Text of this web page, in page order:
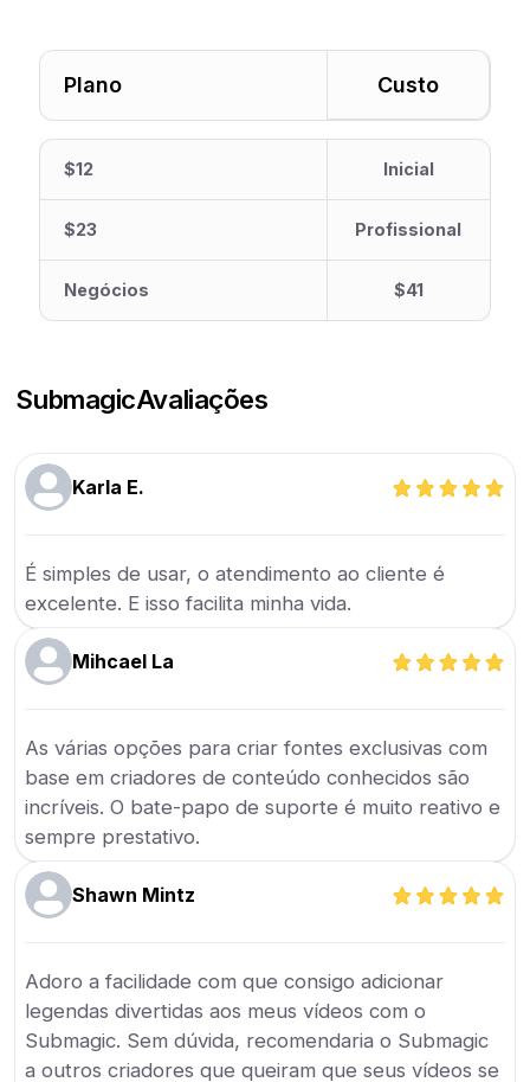
Plano Custo
$12 Inicial
$23 Profissional
Negócios $41
SubmagicAvaliações
Karla E.
É simples de usar, o atendimento ao cliente é
excelente. E isso facilita minha vida.
Mihcael La
As várias opções para criar fontes exclusivas com
base em criadores de conteúdo conhecidos são
incríveis. O bate-papo de suporte é muito reativo e
sempre prestativo.
Shawn Mintz
Adoro a facilidade com que consigo adicionar
legendas divertidas aos meus vídeos com o
Submagic. Sem dúvida, recomendaria o Submagic
a outros criadores que queiram que seus vídeos se